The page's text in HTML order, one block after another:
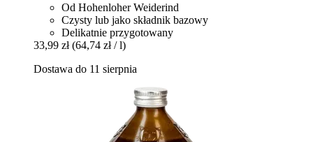
Od Hohenloher Weiderind
Czysty lub jako składnik bazowy
Delikatnie przygotowany
33,99 zł (64,74 zł / l)
Dostawa do 11 sierpnia